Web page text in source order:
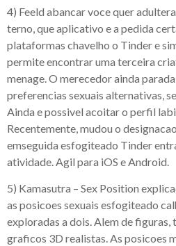
4) Feeld abancar voce quer
terno, que aplicativo e a pedida
plataformas chavelho o Tinder e
permite encontrar uma terceira
menage. O merecedor ainda
preferencias sexuais alternativas,
Ainda e possivel acoitar o perfil
Recentemente, mudou o
emseguida esfogiteado Tinder
atividade. Agil para iOS e Android.
5) Kamasutra – Sex Position
as posicoes sexuais esfogiteado
exploradas a dois. Alem de figuras,
graficos 3D realistas. As posicoes